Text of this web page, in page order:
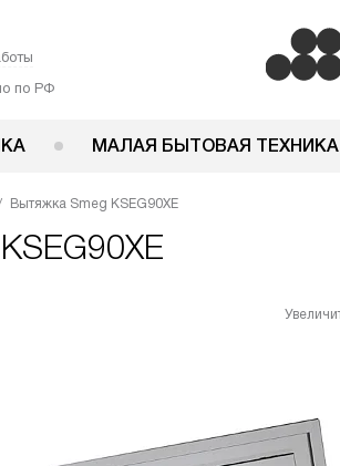
по РФ
МАЛАЯ БЫТОВАЯ ТЕХНИКА
Вытяжка Smeg KSEG90XE